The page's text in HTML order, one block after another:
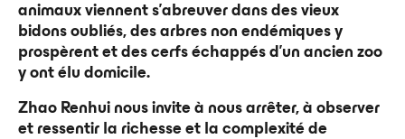
animaux viennent s’abreuver dans des vieux
bidons oubliés, des arbres non endémiques y
prospèrent et des cerfs échappés d’un ancien zoo
y ont élu domicile.
Zhao Renhui nous invite à nous arrêter, à observer
et ressentir la richesse et la complexité de